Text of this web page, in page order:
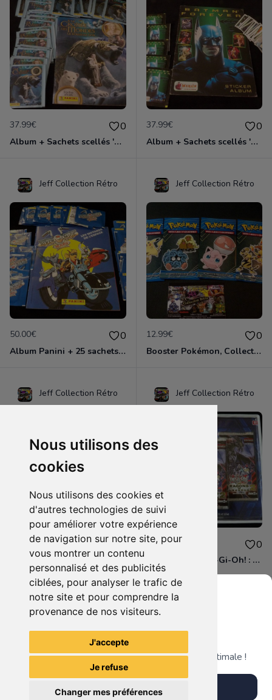
Nous utilisons des
cookies
Nous utilisons des cookies et
d'autres technologies de suivi
pour améliorer votre expérience
de navigation sur notre site, pour
vous montrer un contenu
personnalisé et des publicités
ciblées, pour analyser le trafic de
notre site et pour comprendre la
provenance de nos visiteurs.
J'accepte
Je refuse
Changer mes préférences
37.99€ 0
Album + Sachets scellés 'A la Croisée des Mondes', édition 2007
37.99€ 0
Album + Sachets scellés 'Batman Forever' édition 1995
Jeff Collection Rétro
50.00€ 0
Album Panini + 25 sachets, 'Biker Mice', édition 1994
Jeff Collection Rétro
12.99€ 0
Booster Pokémon, Collection McDonald's 2019, neuf et scellés x4
Jeff Collection Rétro
22.99€ 0
Carte World of Warcraft TCG : ' Illidan Hurlorage ' N°1/12 limited Temple Noir Pack
Jeff Collection Rétro
44.99€ 0
Tripack scellé Yu-Gi-Oh! : Les Dragons de Légende 2 ' Konami 2015
Voir tous les articles du vendeur
Grenier du Geek
Télécharge notre app pour une expérience optimale !
Télécharger l'app